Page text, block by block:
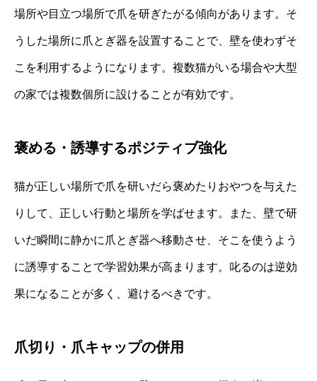
場所や目立つ場所で爪を研ぎたがる傾向があります。そ
うした場所に爪とぎ器を設置することで、壁を使わずそ
こを利用するようになります。複数猫がいる場合や大型
の家では複数個所に設けることが有効です。
褒める・誘導するポジティブ強化
猫が正しい場所で爪を研いだら褒めたりおやつを与えた
りして、正しい行動と場所を学ばせます。また、壁で研
いだ瞬間に静かに爪とぎ器へ移動させ、そこを使うよう
に誘導することで学習効果が高まります。叱るのは逆効
果になることが多く、避けるべきです。
爪切り・爪キャップの併用